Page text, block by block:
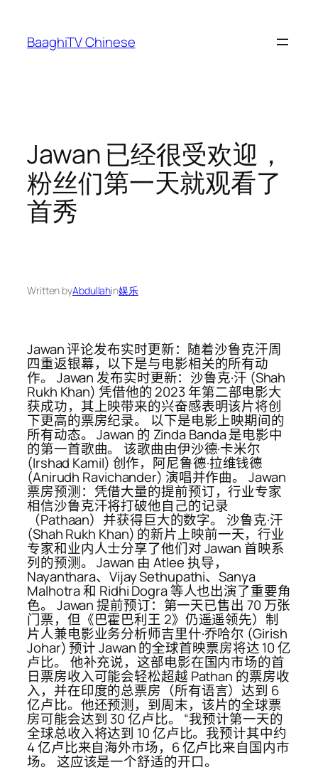
content
BaaghiTV Chinese
Jawan 已经很受欢迎，
粉丝们第一天就观看了
首秀
Written byAbdullahin娱乐
Jawan 评论发布实时更新：随着沙鲁克汗周
四重返银幕，以下是与电影相关的所有动
作。 Jawan 发布实时更新：沙鲁克·汗 (Shah
Rukh Khan) 凭借他的 2023 年第二部电影大
获成功，其上映带来的兴奋感表明该片将创
下更高的票房纪录。 以下是电影上映期间的
所有动态。 Jawan 的 Zinda Banda 是电影中
的第一首歌曲。 该歌曲由伊沙德·卡米尔
(Irshad Kamil) 创作，阿尼鲁德·拉维钱德
(Anirudh Ravichander) 演唱并作曲。 Jawan
票房预测：凭借大量的提前预订，行业专家
相信沙鲁克汗将打破他自己的记录
（Pathaan）并获得巨大的数字。 沙鲁克·汗
(Shah Rukh Khan) 的新片上映前一天，行业
专家和业内人士分享了他们对 Jawan 首映系
列的预测。 Jawan 由 Atlee 执导，
Nayanthara、Vijay Sethupathi、Sanya
Malhotra 和 Ridhi Dogra 等人也出演了重要角
色。 Jawan 提前预订：第一天已售出 70 万张
门票，但《巴霍巴利王 2》仍遥遥领先）制
片人兼电影业务分析师吉里什·乔哈尔 (Girish
Johar) 预计 Jawan 的全球首映票房将达 10 亿
卢比。 他补充说，这部电影在国内市场的首
日票房收入可能会轻松超越 Pathan 的票房收
入，并在印度的总票房（所有语言）达到 6
亿卢比。他还预测，到周末，该片的全球票
房可能会达到 30 亿卢比。 “我预计第一天的
全球总收入将达到 10 亿卢比。我预计其中约
4 亿卢比来自海外市场，6 亿卢比来自国内市
场。 这应该是一个舒适的开口。